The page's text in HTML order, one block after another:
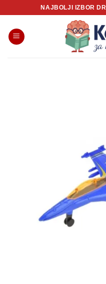
content
NAJBOLJI IZBOR